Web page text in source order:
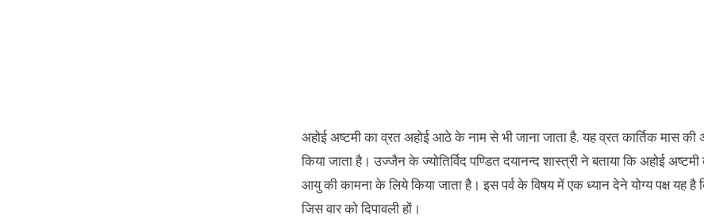
अहोई अष्टमी का व्रत अहोई आठे के नाम से भी जाना जाता है.यह व्रत कार्तिक मास की
किया जाता है। उज्जैन के ज्योतिर्विद पण्डित दयानन्द शास्त्री ने बताया कि अहोई
आयु की कामना के लिये किया जाता है। इस पर्व के विषय में एक ध्यान देने योग्य पक्ष यह है
जिस वार को दिपावली हों।